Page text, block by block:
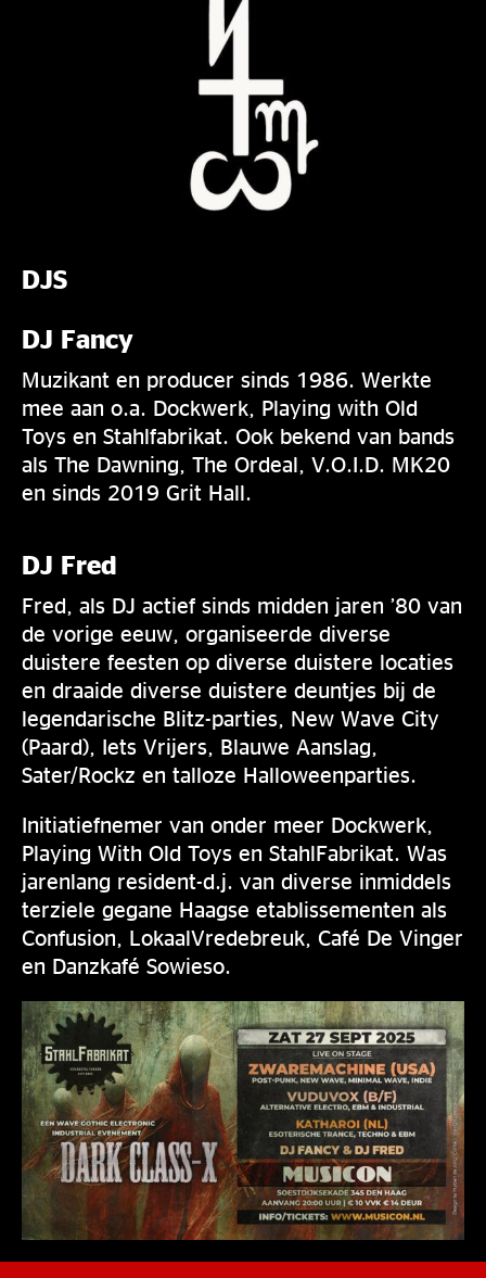
DJS
DJ Fancy
Muzikant en producer sinds 1986. Werkte
mee aan o.a. Dockwerk, Playing with Old
Toys en Stahlfabrikat. Ook bekend van bands
als The Dawning, The Ordeal, V.O.I.D. MK20
en sinds 2019 Grit Hall.
DJ Fred
Fred, als DJ actief sinds midden jaren ’80 van
de vorige eeuw, organiseerde diverse
duistere feesten op diverse duistere locaties
en draaide diverse duistere deuntjes bij de
legendarische Blitz-parties, New Wave City
(Paard), Iets Vrijers, Blauwe Aanslag,
Sater/Rockz en talloze Halloweenparties.
Initiatiefnemer van onder meer Dockwerk,
Playing With Old Toys en StahlFabrikat. Was
jarenlang resident-d.j. van diverse inmiddels
terziele gegane Haagse etablissementen als
Confusion, LokaalVredebreuk, Café De Vinger
en Danzkafé Sowieso.